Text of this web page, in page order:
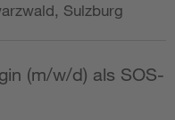
Sulzburg
(m/w/d) als SOS-